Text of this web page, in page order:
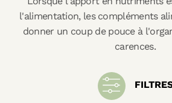
l'alimentation, les compléments
donner un coup de pouce à
carences.